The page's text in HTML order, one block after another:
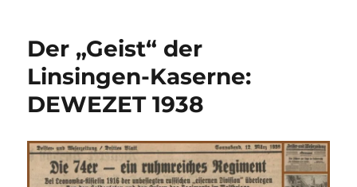
DEWEZET
aufgreifen
und…
Der „Geist“ der
Linsingen-Kaserne:
DEWEZET 1938